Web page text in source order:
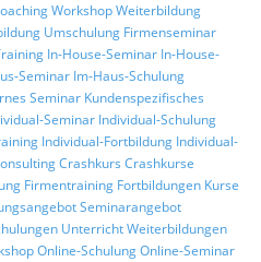
WorkshopWeiterbildung
Umschulung Firmenseminar
In-House-Seminar In-House-
Seminar Im-Haus-Schulung
Seminar Kundenspezifisches
Seminar Individual-Schulung
Individual-Fortbildung Individual-
Crashkurs Crashkurse
Firmentraining Fortbildungen Kurse
Seminarangebot
UnterrichtWeiterbildungen
Online-SchulungOnline-Seminar